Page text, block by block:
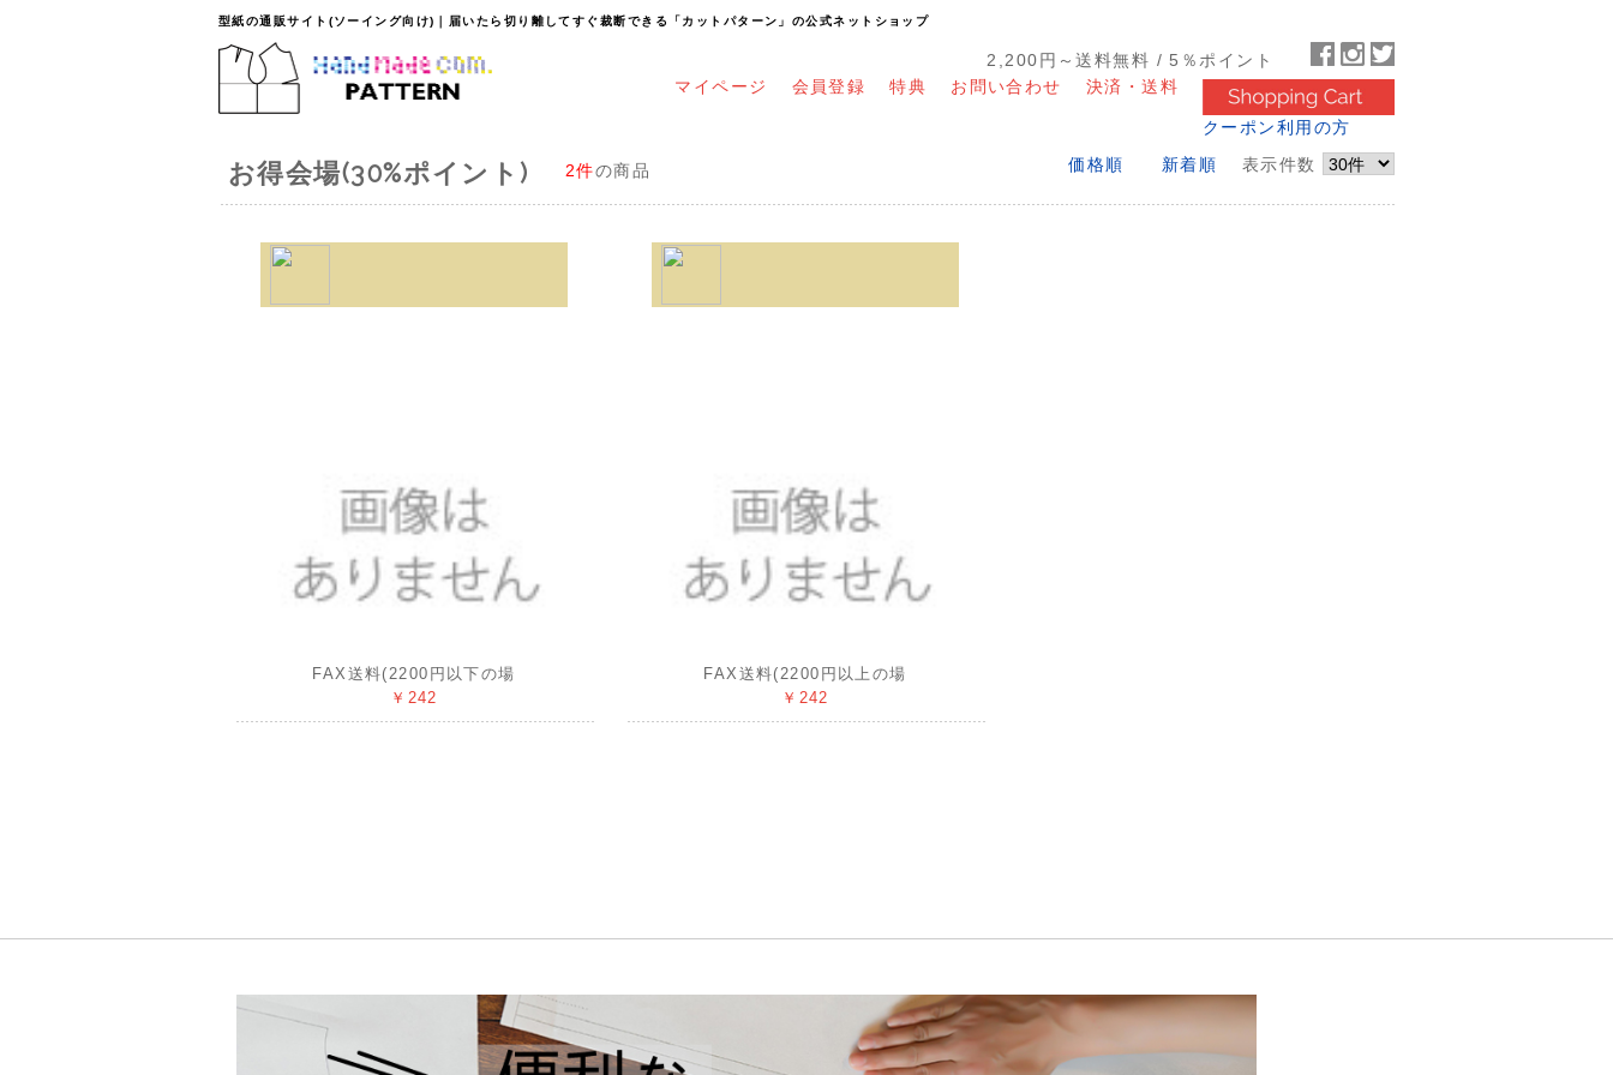
型紙の通販サイト(ソーイング向け)｜届いたら切り離してすぐ裁断できる「カットパターン」の公式ネットショップ
2,200円～送料無料 / 5％ポイント
マイページ 会員登録 特典 お問い合わせ 決済・送料
クーポン利用の方
お得会場(30%ポイント) 2件の商品 価格順 新着順 表示件数
FAX送料(2200円以下の場
￥242
FAX送料(2200円以上の場
￥242